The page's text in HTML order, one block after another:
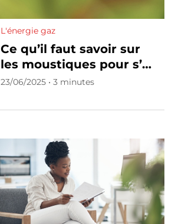
L'énergie gaz
Ce qu’il faut savoir sur
les moustiques pour s’en
protéger
23/06/2025 • 3 minutes